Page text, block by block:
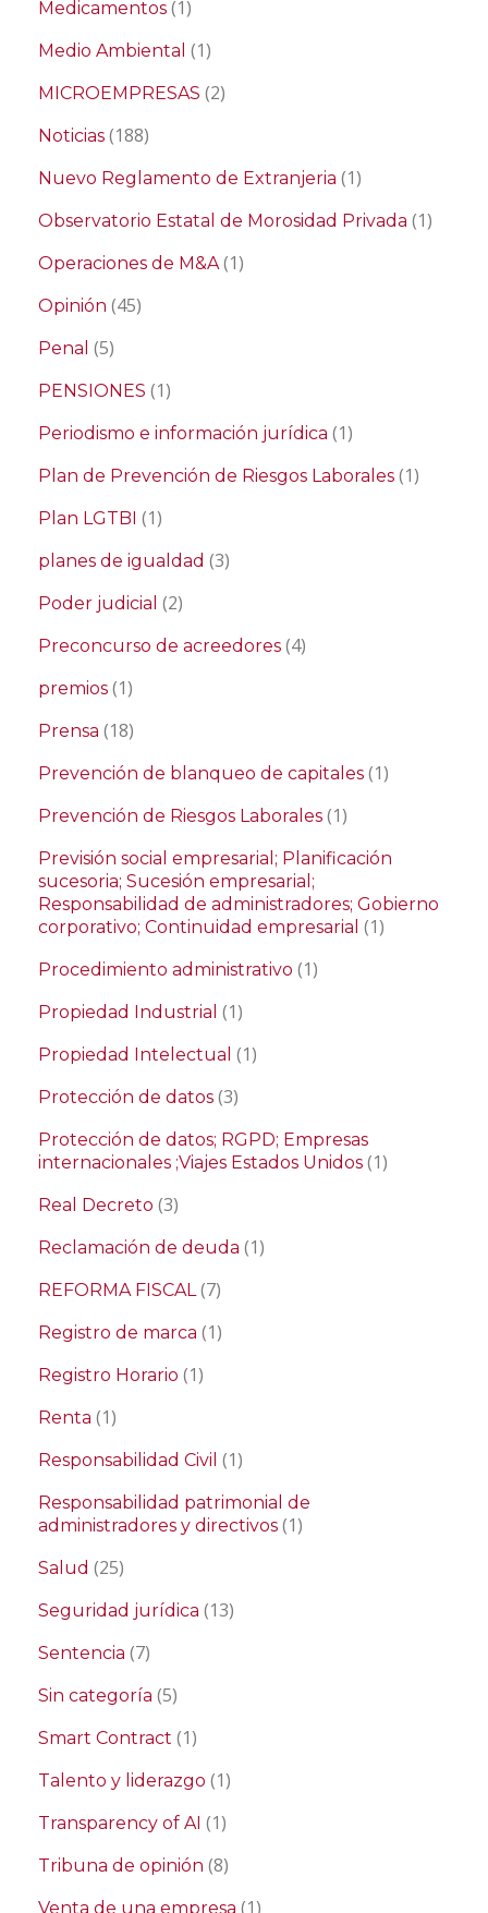
Medicamentos (1)
Medio Ambiental (1)
MICROEMPRESAS (2)
Noticias (188)
Nuevo Reglamento de Extranjeria (1)
Observatorio Estatal de Morosidad Privada (1)
Operaciones de M&A(1)
Opinión (45)
Penal (5)
PENSIONES (1)
Periodismo e información jurídica (1)
Plan de Prevención de Riesgos Laborales (1)
Plan LGTBI (1)
planes de igualdad (3)
Poder judicial (2)
Preconcurso de acreedores (4)
premios (1)
Prensa (18)
Prevención de blanqueo de capitales (1)
Prevención de Riesgos Laborales (1)
Previsión social empresarial; Planificación
sucesoria; Sucesión empresarial;
Responsabilidad de administradores; Gobierno
corporativo; Continuidad empresarial (1)
Procedimiento administrativo (1)
Propiedad Industrial (1)
Propiedad Intelectual (1)
Protección de datos (3)
Protección de datos; RGPD; Empresas
internacionales ;Viajes Estados Unidos (1)
Real Decreto (3)
Reclamación de deuda (1)
REFORMA FISCAL(7)
Registro de marca (1)
Registro Horario (1)
Renta (1)
Responsabilidad Civil (1)
Responsabilidad patrimonial de
administradores y directivos (1)
Salud (25)
Seguridad jurídica (13)
Sentencia (7)
Sin categoría (5)
Smart Contract (1)
Talento y liderazgo (1)
Transparency of AI (1)
Tribuna de opinión (8)
Venta de una empresa (1)